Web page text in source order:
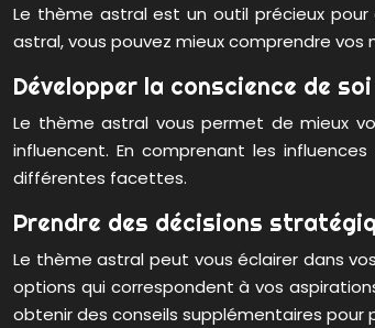
Le thème astral est un outil précieux
astral, vous pouvez mieux comprendre
Développer la conscience de soi
Le thème astral vous permet de mieux
influencent. En comprenant les
différentes facettes.
Prendre des décisions
Le thème astral peut vous éclairer dans
options qui correspondent à vos
obtenir des conseils supplémentaires pour